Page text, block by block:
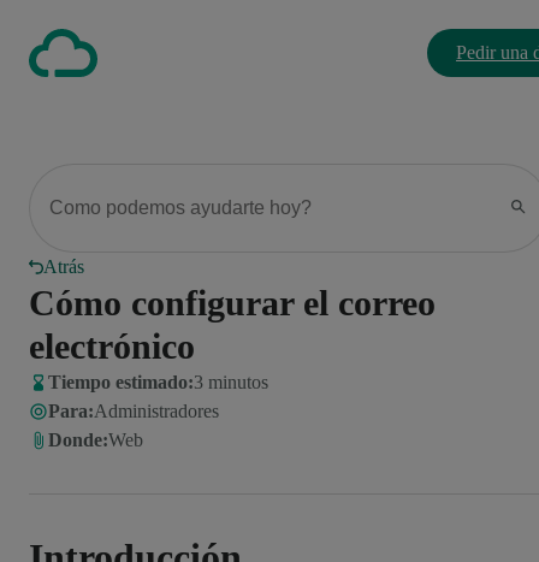
Pedir una
Atrás
Cómo configurar el correo
electrónico
Tiempo estimado:3 minutos
Para:Administradores
Donde:Web